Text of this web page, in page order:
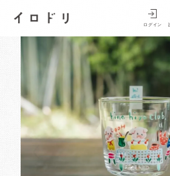
イロドリ
ログイン